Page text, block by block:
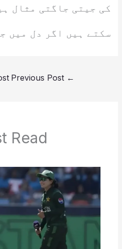
کی جیتی جاگتی مثال
سکتے ہیں اگر دل میں
←
Read